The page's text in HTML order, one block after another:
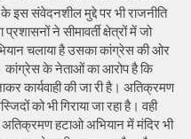
इस संवेदनशील मुद्दे पर भी राजनीति
ने सीमावर्ती क्षेत्रों में जो
चलाया है उसका कांग्रेस की ओर
कांग्रेस के नेताओं का आरोप है कि
कार्यवाही की जा री है। अतिक्रमण
को भी गिराया जा रहा है। वही
हटाओ अभियान में मंदिर भी